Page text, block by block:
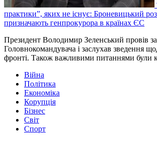
практики”, яких не існує: Броневицький
призначають генпрокурора в країнах ЄС
Президент Володимир Зеленський провів
Головнокомандувача і заслухав зведення
фронті. Також важливими питаннями були
Війна
Політика
Економіка
Корупція
Бізнес
Світ
Спорт